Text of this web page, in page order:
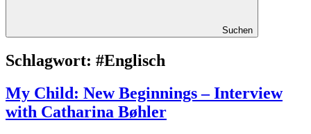
Suchen
Schlagwort: #Englisch
My Child: New Beginnings – Interview
with Catharina Bøhler